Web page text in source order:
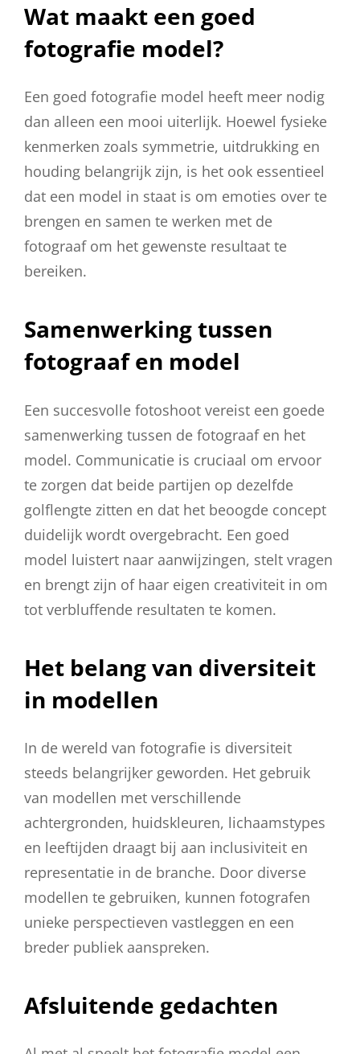
Wat maakt een goed
fotografie model?
Een goed fotografie model heeft meer nodig
dan alleen een mooi uiterlijk. Hoewel fysieke
kenmerken zoals symmetrie, uitdrukking en
houding belangrijk zijn, is het ook essentieel
dat een model in staat is om emoties over te
brengen en samen te werken met de
fotograaf om het gewenste resultaat te
bereiken.
Samenwerking tussen
fotograaf en model
Een succesvolle fotoshoot vereist een goede
samenwerking tussen de fotograaf en het
model. Communicatie is cruciaal om ervoor
te zorgen dat beide partijen op dezelfde
golflengte zitten en dat het beoogde concept
duidelijk wordt overgebracht. Een goed
model luistert naar aanwijzingen, stelt vragen
en brengt zijn of haar eigen creativiteit in om
tot verbluffende resultaten te komen.
Het belang van diversiteit
in modellen
In de wereld van fotografie is diversiteit
steeds belangrijker geworden. Het gebruik
van modellen met verschillende
achtergronden, huidskleuren, lichaamstypes
en leeftijden draagt bij aan inclusiviteit en
representatie in de branche. Door diverse
modellen te gebruiken, kunnen fotografen
unieke perspectieven vastleggen en een
breder publiek aanspreken.
Afsluitende gedachten